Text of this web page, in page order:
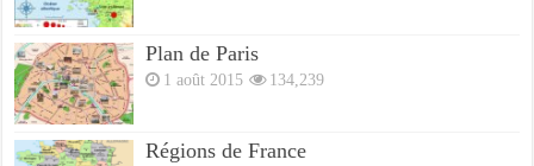
Plan de Paris
1 août 2015 134,239
Régions de France